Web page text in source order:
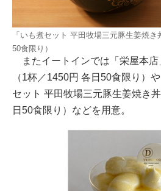
「いも煮セット 平田牧場三元豚生姜焼
50食限り）
またイートインでは「栄屋本店
（1杯／1450円 各日50食限り）
セット 平田牧場三元豚生姜焼き
日50食限り）などを用意。